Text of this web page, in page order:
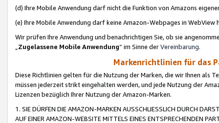
(d) Ihre Mobile Anwendung darf nicht die Funktion von Amazons
(e) Ihre Mobile Anwendung darf keine Amazon-Webpages in WebView
Wir prüfen Ihre Anwendung und benachrichtigen Sie, ob sie
„Zugelassene Mobile Anwendung“ im Sinne derVereinbarung.
Markenrichtlinien für das
Diese Richtlinien gelten für die Nutzung der Marken, die wir Ihnen als
müssen jederzeit strikt eingehalten werden, und jede Nutzung der
Lizenzen bezüglich Ihrer Nutzung der Amazon-Marken.
1. SIE DÜRFEN DIE AMAZON-MARKEN AUSSCHLIESSLICH DURCH
AUF EINER AMAZON-WEBSITE MITTELS EINES ENTSPRECHENDEN